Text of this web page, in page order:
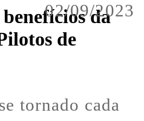
02/09/2023
da
de
tornado cada